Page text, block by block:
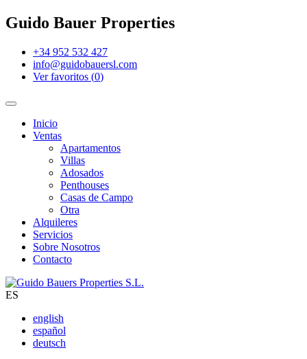
Guido Bauer Properties
+34 952 532 427
info@guidobauersl.com
Ver favoritos (0)
Inicio
Ventas
Apartamentos
Villas
Adosados
Penthouses
Casas de Campo
Otra
Alquileres
Servicios
Sobre Nosotros
Contacto
ES
english
español
deutsch